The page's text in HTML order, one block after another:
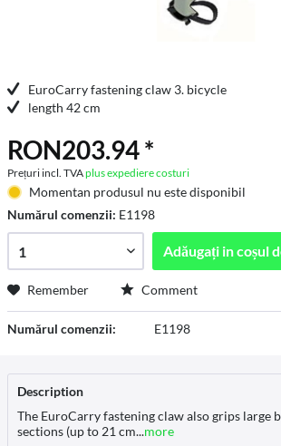
EuroCarry fastening claw 3. bicycle
length 42 cm
RON203.94 *
Prețuri incl. TVAplus expediere costuri
Momentan produsul nu este disponibil
Numărul comenzii: E1198
Adăugați incoșul
Remember Comment
Numărul comenzii: E1198
Description
The EuroCarry fastening claw also grips large
sections (up to 21 cm...more